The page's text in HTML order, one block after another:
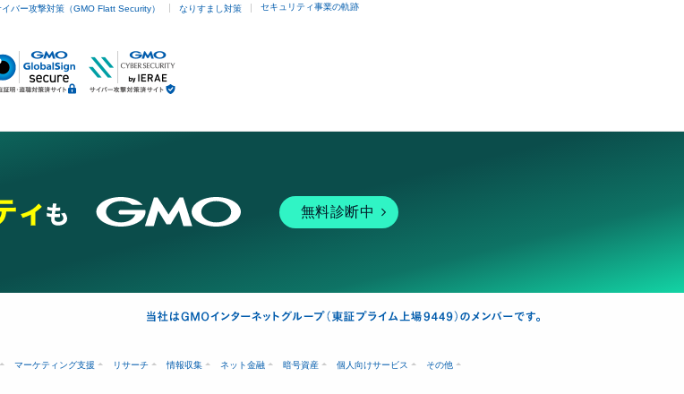
イバー攻撃対策（GMO Flatt Security） なりすまし対策 セキュリティ事業の軌跡
無料診断中
マーケティング支援 リサーチ 情報収集 ネット金融 暗号資産 個人向けサービス その他